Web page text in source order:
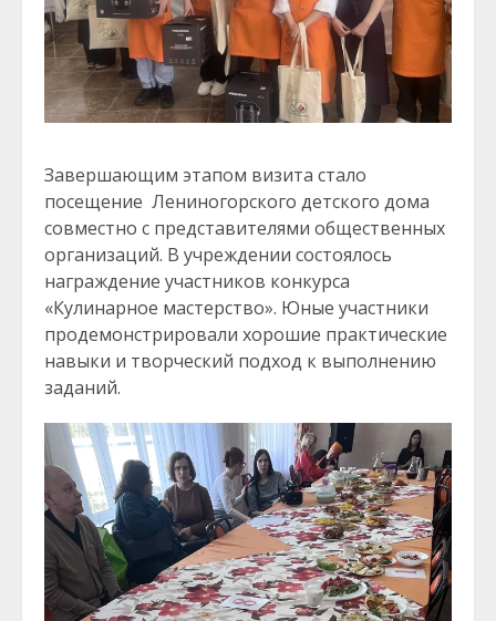
Завершающим этапом визита стало
посещение Лениногорского детского дома
совместно с представителями общественных
организаций. В учреждении состоялось
награждение участников конкурса
«Кулинарное мастерство». Юные участники
продемонстрировали хорошие практические
навыки и творческий подход к выполнению
заданий.